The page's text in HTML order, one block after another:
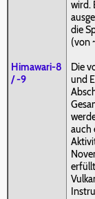
Himawari-8
/ -9
wird.
die
(von
Die
und
auch